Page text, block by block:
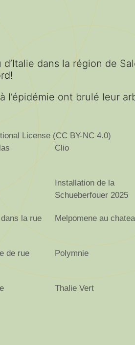
dans la région de
ont brulé leur
License (CC BY-NC 4.0)
Clio
Installation de la
Schueberfouer 2025
la rue Melpomene au
de rue
Polymnie
Thalie Vert